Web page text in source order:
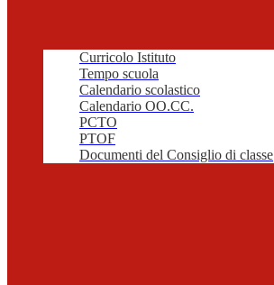
Curricolo Istituto
Tempo scuola
Calendario scolastico
Calendario OO.CC.
PCTO
PTOF
Documenti del Consiglio di classe